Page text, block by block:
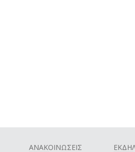
ΑΝΑΚΟΙΝΩΣΕΙΣ